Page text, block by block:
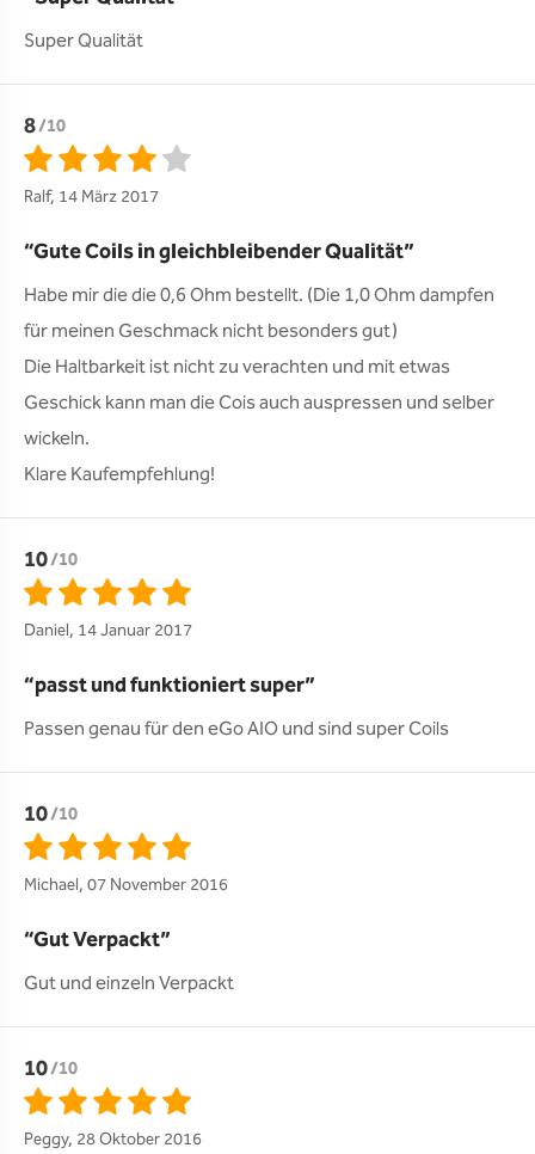
Super Qualität
8/10
Ralf, 14 März 2017
Gute Coils in gleichbleibender Qualität
Habe mir die die 0,6 Ohm bestellt. (Die 1,0 Ohm dampfen
für meinen Geschmack nicht besonders gut)
Die Haltbarkeit ist nicht zu verachten und mit etwas
Geschick kann man die Cois auch auspressen und selber
wickeln.
Klare Kaufempfehlung!
10/10
Daniel, 14 Januar 2017
passt und funktioniert super
Passen genau für den eGo AIO und sind super Coils
10/10
Michael, 07 November 2016
Gut Verpackt
Gut und einzeln Verpackt
10/10
Peggy, 28 Oktober 2016